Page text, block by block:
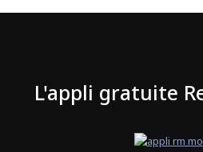
L'appli gratuite